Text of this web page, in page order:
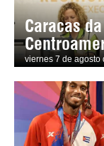
Caracas
viernes 7 de agosto